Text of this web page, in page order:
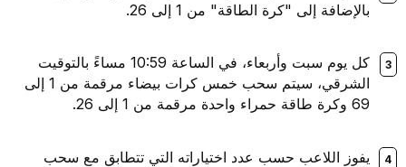
بالإضافة إلى "كرة الطاقة" من 1 إلى 26.
كل يوم سبت وأربعاء، في الساعة 10:59 مساءً بالتوقيت
الشرقي، سيتم سحب خمس كرات بيضاء مرقمة من 1 إلى
69 وكرة طاقة حمراء واحدة مرقمة من 1 إلى 26.
يفوز اللاعب حسب عدد اختياراته التي تتطابق مع سحب